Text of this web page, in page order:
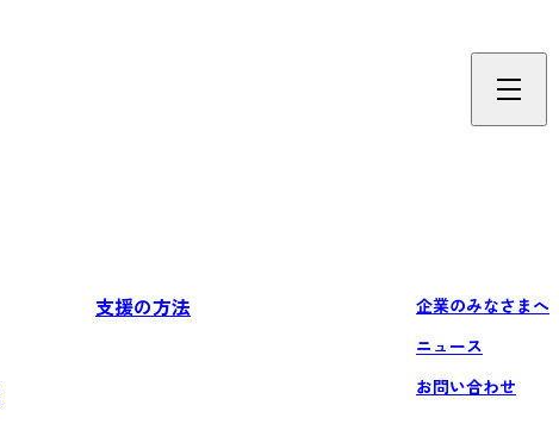
支援の方法
企業のみなさまへ
ニュース
お問い合わせ